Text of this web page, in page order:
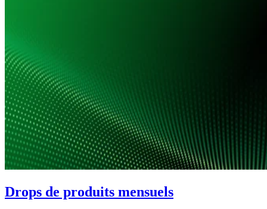
Drops de produits mensuels